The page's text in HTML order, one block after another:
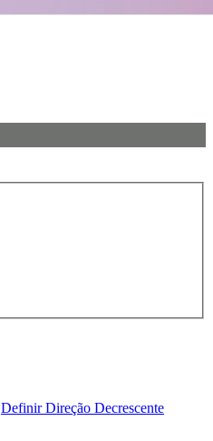
Definir Direção Decrescente